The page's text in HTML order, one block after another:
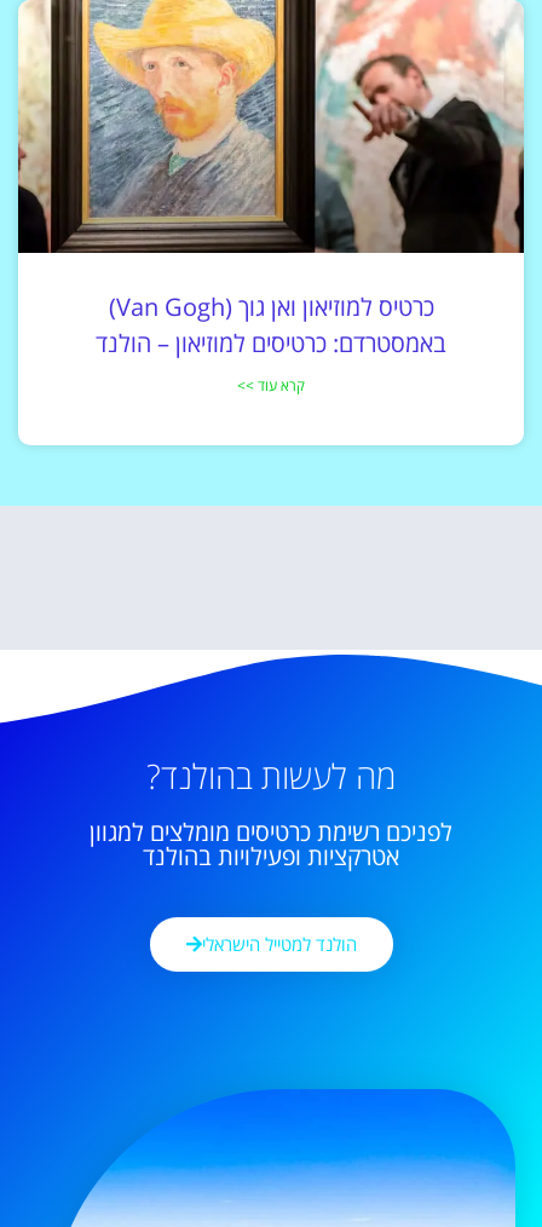
כרטיס למוזיאון ואן גוך (Van Gogh)
באמסטרדם: כרטיסים למוזיאון – הולנד
קרא עוד >>
מה לעשות בהולנד?
לפניכם רשימת כרטיסים מומלצים למגוון
אטרקציות ופעילויות בהולנד
הולנד למטייל הישראלי